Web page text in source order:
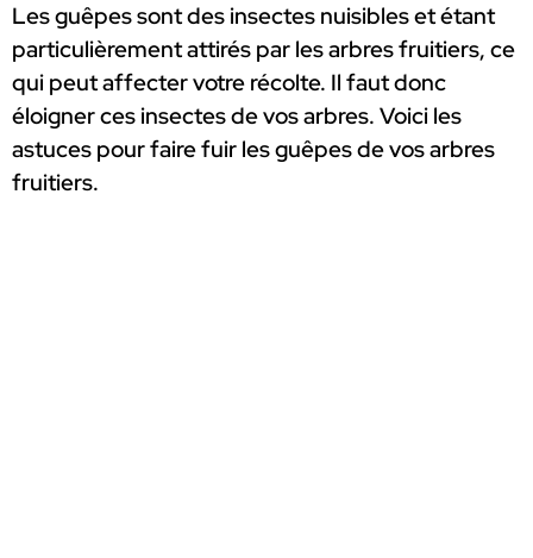
Les guêpes sont des insectes nuisibles et étant
particulièrement attirés par les arbres fruitiers, ce
qui peut affecter votre récolte. Il faut donc
éloigner ces insectes de vos arbres. Voici les
astuces pour faire fuir les guêpes de vos arbres
fruitiers.